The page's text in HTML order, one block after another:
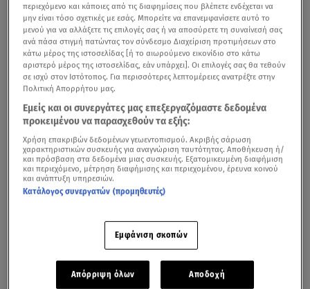
περιεχόμενο και κάποιες από τις διαφημίσεις που βλέπετε ενδέχεται να
μην είναι τόσο σχετικές με εσάς. Μπορείτε να επανεμφανίσετε αυτό το
μενού για να αλλάξετε τις επιλογές σας ή να αποσύρετε τη συναίνεσή σας
ανά πάσα στιγμή πατώντας τον σύνδεσμο Διαχείριση προτιμήσεων στο
κάτω μέρος της ιστοσελίδας [ή το αιωρούμενο εικονίδιο στο κάτω
αριστερό μέρος της ιστοσελίδας, εάν υπάρχει]. Οι επιλογές σας θα τεθούν
σε ισχύ στον Ιστότοπος. Για περισσότερες λεπτομέρειες ανατρέξτε στην
Πολιτική Απορρήτου μας.
Εμείς και οι συνεργάτες μας επεξεργαζόμαστε δεδομένα
προκειμένου να παρασχεθούν τα εξής:
Χρήση επακριβών δεδομένων γεωεντοπισμού. Ακριβής σάρωση
χαρακτηριστικών συσκευής για αναγνώριση ταυτότητας. Αποθήκευση ή/
και πρόσβαση στα δεδομένα μιας συσκευής. Εξατομικευμένη διαφήμιση
και περιεχόμενο, μέτρηση διαφήμισης και περιεχομένου, έρευνα κοινού
και ανάπτυξη υπηρεσιών.
Κατάλογος συνεργατών (προμηθευτές)
Εμφάνιση σκοπών
Απόρριψη όλων Αποδοχή